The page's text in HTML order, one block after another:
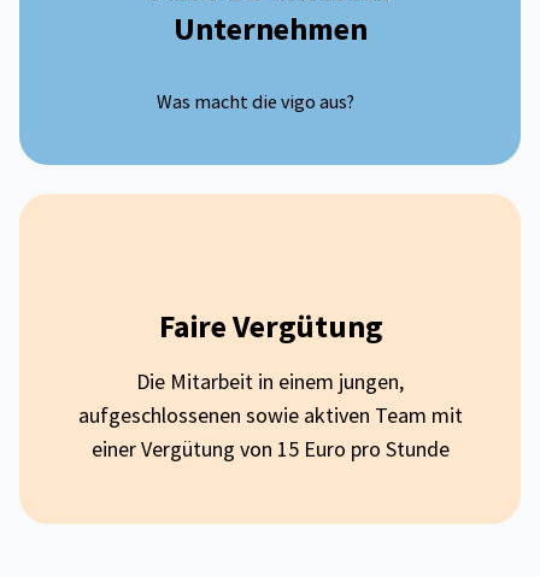
Unternehmen
Was macht die vigo aus?
Faire Vergütung
Die Mitarbeit in einem jungen,
aufgeschlossenen sowie aktiven Team mit
einer Vergütung von 15 Euro pro Stunde